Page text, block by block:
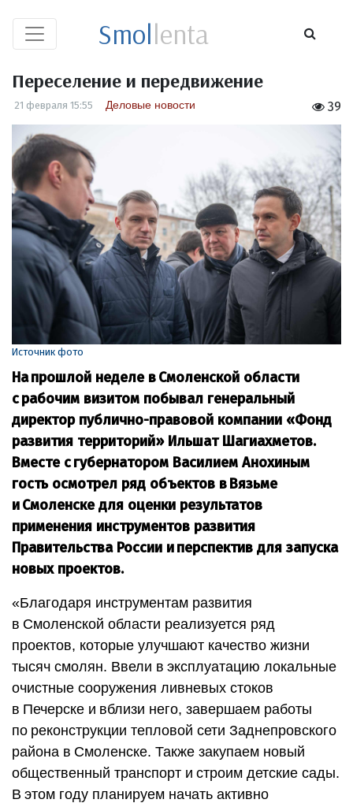
Smollenta
Переселение и передвижение
39
21 февраля 15:55 Деловые новости
Источник фото
На прошлой неделе в Смоленской области
с рабочим визитом побывал генеральный
директор публично-­правовой компании «Фонд
развития территорий» Ильшат Шагиахметов.
Вместе с губернатором Василием Анохиным
гость осмотрел ряд объектов в Вязьме
и Смоленске для оценки результатов
применения инструментов развития
Правительства России и перспектив для запуска
новых проектов.
«Благодаря инструментам развития
в Смоленской области реализуется ряд
проектов, которые улучшают качество жизни
тысяч смолян. Ввели в эксплуатацию локальные
очистные сооружения ливневых стоков
в Печерске и вблизи него, завершаем работы
по реконструкции тепловой сети Заднепровского
района в Смоленске. Также закупаем новый
общественный транспорт и строим детские сады.
В этом году планируем начать активно